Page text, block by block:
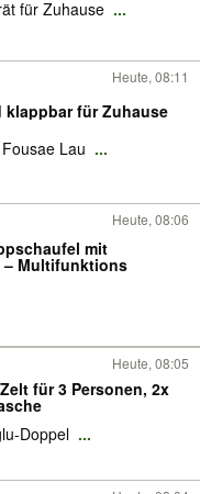
für Zuhause ...
Heute, 08:11
klappbar für Zuhause
Lau ...
Heute, 08:06
mit
– Multifunktions
Heute, 08:05
für 3 Personen, 2x
Doppel ...